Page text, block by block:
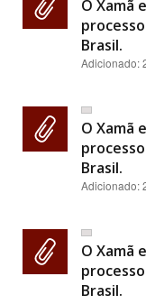
O Xamã
Brasil.
Adicionado:
O Xamã
Brasil.
Adicionado:
O Xamã
Brasil.